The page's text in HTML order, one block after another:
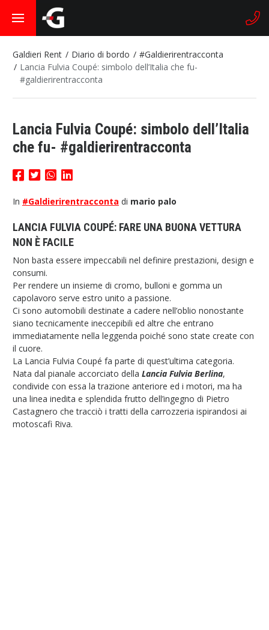
Galdieri Rent Diario di bordo
#Galdierirentracconta
Lancia Fulvia Coupé: simbolo dell’Italia che fu-
#galdierirentracconta
Lancia Fulvia Coupé: simbolo dell’Italia
che fu- #galdierirentracconta
In #Galdierirentracconta di mario palo
LANCIA FULVIA COUPÉ: FARE UNA BUONA VETTURA
NON È FACILE
Non basta essere impeccabili nel definire prestazioni, design e
consumi.
Per rendere un insieme di cromo, bulloni e gomma un
capolavoro serve estro unito a passione.
Ci sono automobili destinate a cadere nell’oblio nonostante
siano tecnicamente ineccepibili ed altre che entrano
immediatamente nella leggenda poiché sono state create con
il cuore.
La Lancia Fulvia Coupé fa parte di quest’ultima categoria.
Nata dal pianale accorciato della Lancia Fulvia Berlina,
condivide con essa la trazione anteriore ed i motori, ma ha
una linea inedita e splendida frutto dell’ingegno di Pietro
Castagnero che tracciò i tratti della carrozzeria ispirandosi ai
motoscafi Riva.